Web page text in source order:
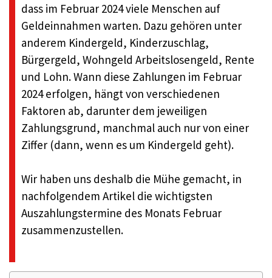
dass im Februar 2024 viele Menschen auf
Geldeinnahmen warten. Dazu gehören unter
anderem Kindergeld, Kinderzuschlag,
Bürgergeld, Wohngeld Arbeitslosengeld, Rente
und Lohn. Wann diese Zahlungen im Februar
2024 erfolgen, hängt von verschiedenen
Faktoren ab, darunter dem jeweiligen
Zahlungsgrund, manchmal auch nur von einer
Ziffer (dann, wenn es um Kindergeld geht).
Wir haben uns deshalb die Mühe gemacht, in
nachfolgendem Artikel die wichtigsten
Auszahlungstermine des Monats Februar
zusammenzustellen.